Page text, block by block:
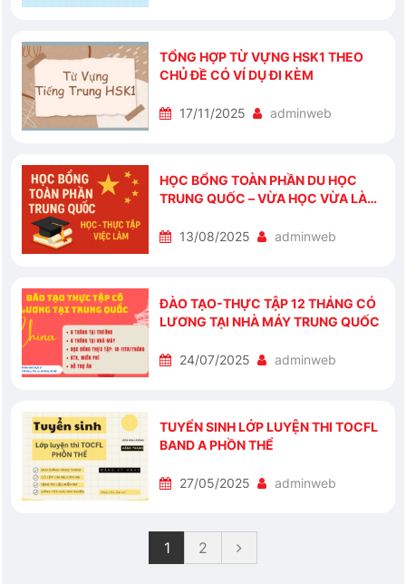
TỔNG HỢP TỪ VỰNG HSK1 THEO
CHỦ ĐỀ CÓ VÍ DỤ ĐI KÈM
17/11/2025 adminweb
HỌC BỔNG TOÀN PHẦN DU HỌC
TRUNG QUỐC – VỪA HỌC VỪA LÀM,
13/08/2025
adminweb
ĐÀO TẠO-THỰC TẬP 12 THÁNG CÓ
LƯƠNG TẠI NHÀ MÁY TRUNG QUỐC
24/07/2025 adminweb
TUYỂN SINH LỚP LUYỆN THI TOCFL
BAND A PHỒN THỂ
27/05/2025 adminweb
1 2